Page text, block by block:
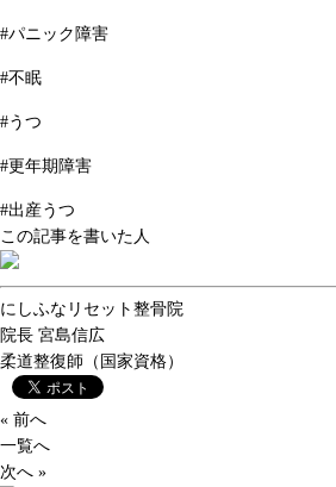
#パニック障害
#不眠
#うつ
#更年期障害
#出産うつ
この記事を書いた人
にしふなリセット整骨院
院長 宮島信広
柔道整復師（国家資格）
« 前へ
一覧へ
次へ »